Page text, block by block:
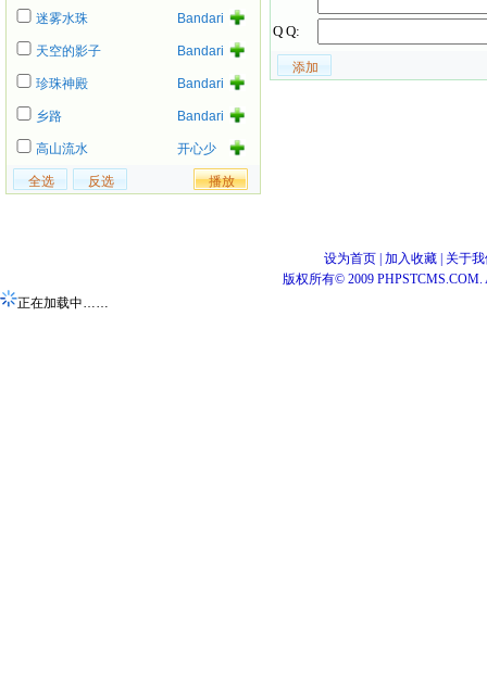
迷雾水珠
Bandari
天空的影子 Bandari
珍珠神殿 Bandari
乡路 Bandari
高山流水
开心少
女组
Q Q:
设为首页 加入收藏
关于
版权所有© 2009 PHPSTCMS.COM.
正在加载中……